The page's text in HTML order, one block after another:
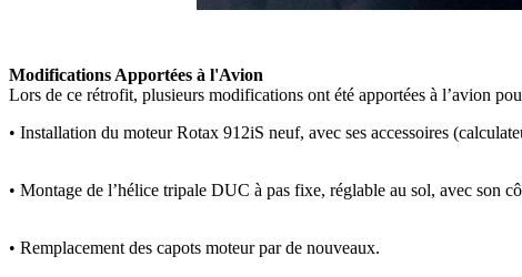
Modifications Apportées à l'Avion
Lors de ce rétrofit, plusieurs modifications ont été apportées à l’avion
• Installation du moteur Rotax 912iS neuf, avec ses accessoires
• Montage de l’hélice tripale DUC à pas fixe, réglable au sol, avec
• Remplacement des capots moteur par de nouveaux.